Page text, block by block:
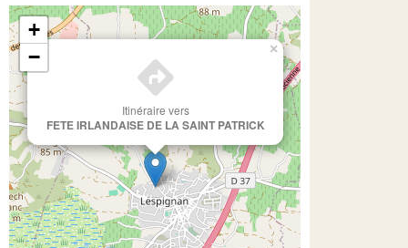
Itinéraire vers
FETE IRLANDAISE DE LA SAINT PATRICK
×
+
−